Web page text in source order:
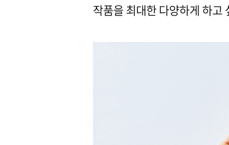
작품을 최대한 다양하게 하고